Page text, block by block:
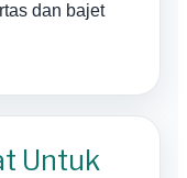
dan bajet
Untuk